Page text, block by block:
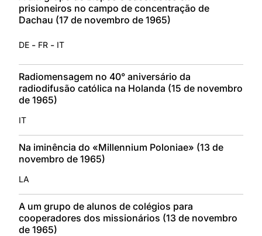
prisioneiros no campo de concentração de
Dachau (17 de novembro de 1965)
DE - FR - IT
Radiomensagem no 40° aniversário da
radiodifusão católica na Holanda (15 de novembro
de 1965)
IT
Na iminência do «Millennium Poloniae» (13 de
novembro de 1965)
LA
A um grupo de alunos de colégios para
cooperadores dos missionários (13 de novembro
de 1965)